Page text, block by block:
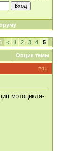
< 1 2 3 4 5
Опции темы
#41
мотоцикла-